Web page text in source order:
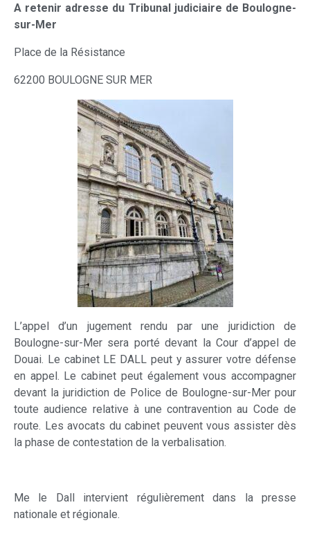
A retenir adresse du Tribunal judiciaire de Boulogne-
sur-Mer
Place de la Résistance
62200 BOULOGNE SUR MER
L’appel d’un jugement rendu par une juridiction de
Boulogne-sur-Mer sera porté devant la Cour d’appel de
Douai. Le cabinet LE DALL peut y assurer votre défense
en appel. Le cabinet peut également vous accompagner
devant la juridiction de Police de Boulogne-sur-Mer pour
toute audience relative à une contravention au Code de
route. Les avocats du cabinet peuvent vous assister dès
la phase de contestation de la verbalisation.
Me le Dall intervient régulièrement dans la presse
nationale et régionale.